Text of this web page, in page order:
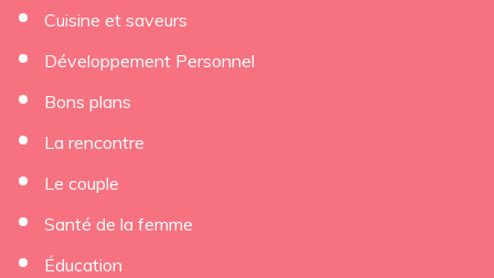
Cuisine et saveurs
Développement Personnel
Bons plans
La rencontre
Le couple
Santé de la femme
Éducation